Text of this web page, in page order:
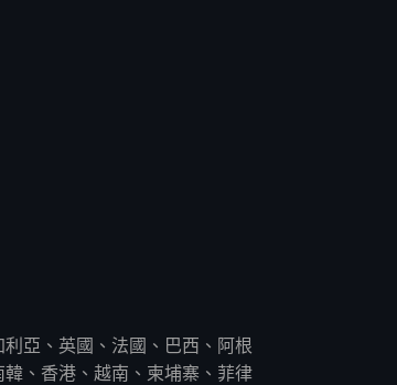
亞、英國、法國、巴西、阿根
、香港、越南、柬埔寨、菲律